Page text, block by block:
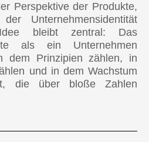
Perspektive der Produkte,
Unternehmensidentität
bleibt zentral: Das
als ein Unternehmen
dem Prinzipien zählen, in
und in dem Wachstum
die über bloße Zahlen